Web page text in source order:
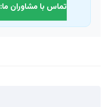
تماس با مشاوران ما: 09356661302